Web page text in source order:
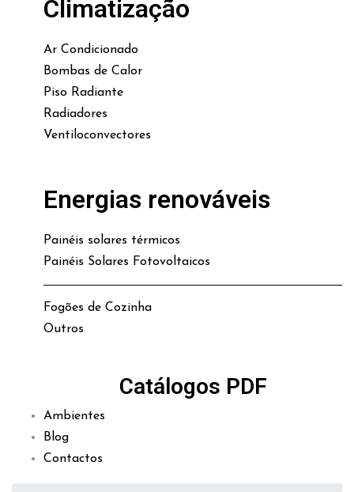
Climatização
Ar Condicionado
Bombas de Calor
Piso Radiante
Radiadores
Ventiloconvectores
Energias renováveis
Painéis solares térmicos
Painéis Solares Fotovoltaicos
Fogões de Cozinha
Outros
Catálogos PDF
Ambientes
Blog
Contactos